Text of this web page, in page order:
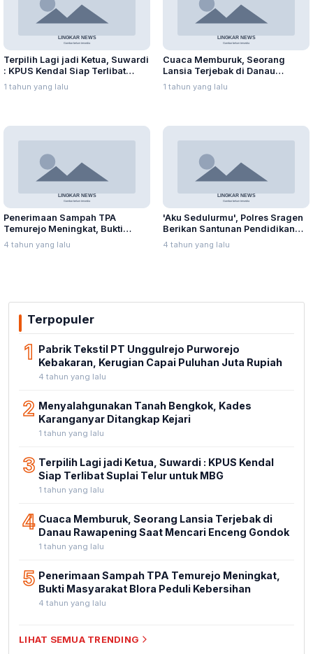
Terpilih Lagi jadi Ketua, Suwardi
: KPUS Kendal Siap Terlibat
Suplai Telur untuk MBG
1 tahun yang lalu
Cuaca Memburuk, Seorang
Lansia Terjebak di Danau
Rawapening Saat Mencari
Enceng Gondok
1 tahun yang lalu
Penerimaan Sampah TPA
Temurejo Meningkat, Bukti
Masyarakat Blora Peduli
Kebersihan
4 tahun yang lalu
'Aku Sedulurmu', Polres Sragen
Berikan Santunan Pendidikan
Anak Yatim Piatu
4 tahun yang lalu
Terpopuler
1 Pabrik Tekstil PT Unggulrejo Purworejo
Kebakaran, Kerugian Capai Puluhan Juta Rupiah
4 tahun yang lalu
2 Menyalahgunakan Tanah Bengkok, Kades
Karanganyar Ditangkap Kejari
1 tahun yang lalu
3 Terpilih Lagi jadi Ketua, Suwardi : KPUS Kendal
Siap Terlibat Suplai Telur untuk MBG
1 tahun yang lalu
4 Cuaca Memburuk, Seorang Lansia Terjebak di
Danau Rawapening Saat Mencari Enceng Gondok
1 tahun yang lalu
5 Penerimaan Sampah TPA Temurejo Meningkat,
Bukti Masyarakat Blora Peduli Kebersihan
4 tahun yang lalu
LIHAT SEMUA TRENDING